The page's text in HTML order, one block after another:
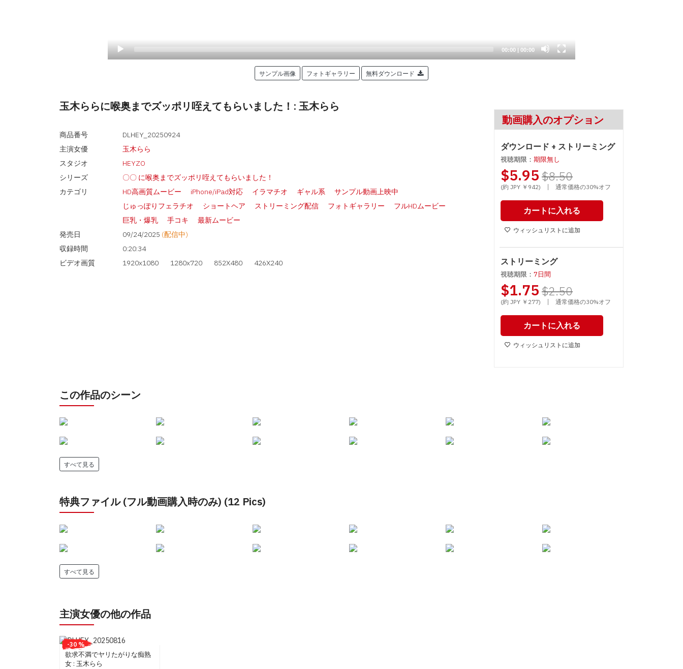
Current
00:00 | Total
00:00
サンプル画像 フォトギャラリー 無料ダウンロード
玉木ららに喉奥までズッポリ咥えてもらいました！: 玉木らら
商品番号
DLHEY_20250924
主演女優
玉木らら
スタジオ
HEYZO
シリーズ
〇〇 に喉奥までズッポリ咥えてもらいました！
カテゴリ
HD高画質ムービー iPhone/iPad対応 イラマチオ ギャル系
サンプル動画上映中
じゅっぽりフェラチオ
ショートヘア ストリーミング配信 フォトギャラリー
フルHDムービー
巨乳・爆乳
手コキ
最新ムービー
発売日
09/24/2025 (配信中)
収録時間
0:20:34
ビデオ画質
1920x1080 1280x720 852X480 426X240
動画購入のオプション
ダウンロード + ストリーミング
視聴期限： 期限無し
$5.95 $8.50
(約 JPY ￥942) | 通常価格の30%オフ
カートに入れる
ウィッシュリストに追加
ストリーミング
視聴期限： 7日間
$1.75 $2.50
(約 JPY ￥277) | 通常価格の30%オフ
カートに入れる
ウィッシュリストに追加
この作品のシーン
すべて見る
特典ファイル (フル動画購入時のみ) (12 Pics)
すべて見る
主演女優の他の作品
-30 %
欲求不満でヤリたがりな痴熟
女 : 玉木らら